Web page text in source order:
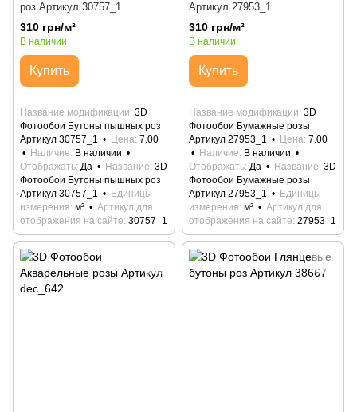
роз Артикул 30757_1
310 грн/м²
В наличии
Купить
Название модификации 3D
Фотообои Бутоны пышных роз
Артикул 30757_1
Цена 7.00
Наличие В наличии
Отображать Да Название 3D
Фотообои Бутоны пышных роз
Артикул 30757_1
Единицы
измерения м²
Артикул для
отображения на сайте 30757_1
Артикул 27953_1
310 грн/м²
В наличии
Купить
Название модификации 3D
Фотообои Бумажные розы
Артикул 27953_1
Цена 7.00
Наличие В наличии
Отображать Да Название 3D
Фотообои Бумажные розы
Артикул 27953_1
Единицы
измерения м²
Артикул для
отображения на сайте 27953_1